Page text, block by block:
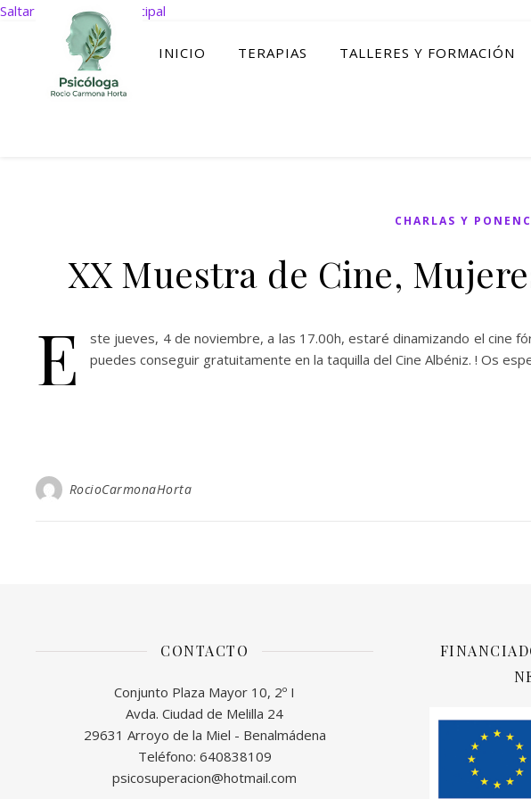
Saltar al contenido principal
INICIO TERAPIAS TALLERES Y FORMACIÓN
CHARLAS Y
XX Muestra de Cine,
E
ste jueves, 4 de noviembre, a las 17.00h, estaré dinamizando el cine
puedes conseguir gratuitamente en la taquilla del Cine Albéniz. ! Os
RocioCarmonaHorta
CONTACTO
Conjunto Plaza Mayor 10, 2º I
Avda. Ciudad de Melilla 24
29631 Arroyo de la Miel - Benalmádena
Teléfono: 640838109
psicosuperacion@hotmail.com